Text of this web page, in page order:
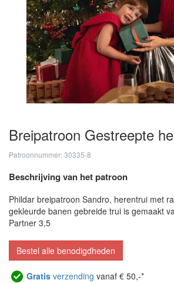
Breipatroon Gestreepte
Patroonnummer: 30335-8
Beschrijving van het patroon
Phildar breipatroon Sandro, herentrui met
gekleurde banen gebreide trui is gemaakt
Partner 3,5
Bestel alle benodigdheden
Gratis verzending vanaf € 50,-*